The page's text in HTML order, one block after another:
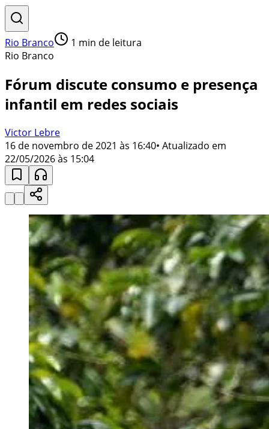
Rio Branco 1 min de leitura
Rio Branco
Fórum discute consumo e presença
infantil em redes sociais
Victor Lebre
16 de novembro de 2021 às 16:40• Atualizado em
22/05/2026 às 15:04